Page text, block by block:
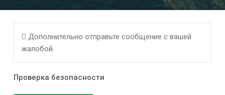
Дополнительно отправьте сообщение с вашей
жалобой.
Проверка безопасности